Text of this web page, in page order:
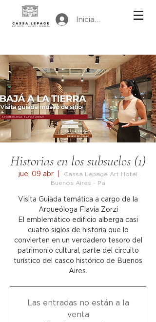
Iniciar sesión
Historias en los subsuelos (1)
jue, 09 abr
Cassa Lepage Art Hotel
Buenos Aires - Pa
Visita Guiada temática a cargo de la
Arqueóloga Flavia Zorzi
El emblemático edificio alberga casi
cuatro siglos de historia que lo
convierten en un verdadero tesoro del
patrimonio cultural, parte del circuito
turístico del casco histórico de Buenos
Aires.
Las entradas no están a la
venta